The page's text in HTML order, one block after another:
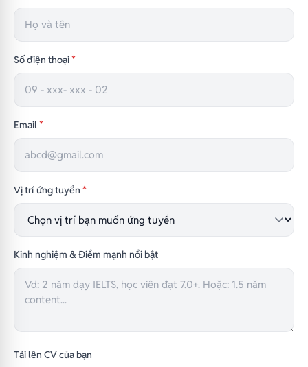
Số điện thoại*
Email*
Vị trí ứng tuyển *
Kinh nghiệm & Điểm mạnh nổi bật
Tải lên CV của bạn